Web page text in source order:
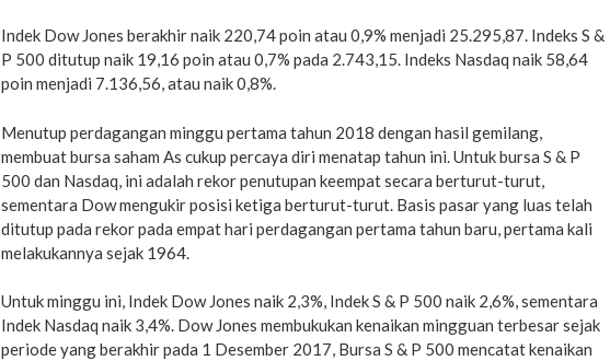
Indek Dow Jones berakhir naik 220,74 poin atau 0,9% menjadi 25.295,87. Indeks S &
P 500 ditutup naik 19,16 poin atau 0,7% pada 2.743,15. Indeks Nasdaq naik 58,64
poin menjadi 7.136,56, atau naik 0,8%.
Menutup perdagangan minggu pertama tahun 2018 dengan hasil gemilang,
membuat bursa saham As cukup percaya diri menatap tahun ini. Untuk bursa S & P
500 dan Nasdaq, ini adalah rekor penutupan keempat secara berturut-turut,
sementara Dow mengukir posisi ketiga berturut-turut. Basis pasar yang luas telah
ditutup pada rekor pada empat hari perdagangan pertama tahun baru, pertama kali
melakukannya sejak 1964.
Untuk minggu ini, Indek Dow Jones naik 2,3%, Indek S & P 500 naik 2,6%, sementara
Indek Nasdaq naik 3,4%. Dow Jones membukukan kenaikan mingguan terbesar sejak
periode yang berakhir pada 1 Desember 2017, Bursa S & P 500 mencatat kenaikan